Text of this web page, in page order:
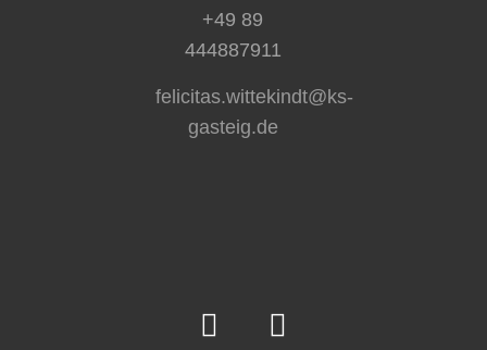
+49 89
444887911
felicitas.wittekindt@ks-
gasteig.de